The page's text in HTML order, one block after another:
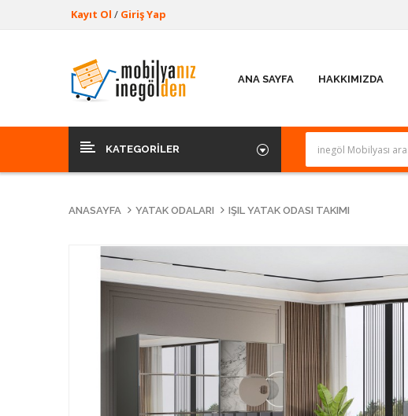
Kayıt Ol / Giriş Yap
ANA SAYFA HAKKIMIZDA
KATEGORILER
ANASAYFA YATAK ODALARI IŞIL YATAK ODASI TAKIMI